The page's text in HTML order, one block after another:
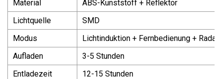
Material
ABS-Kunststoff + Reflektor
Lichtquelle
SMD
Modus
Lichtinduktion + Fernbedienung +
Aufladen
3-5 Stunden
Entladezeit
12-15 Stunden